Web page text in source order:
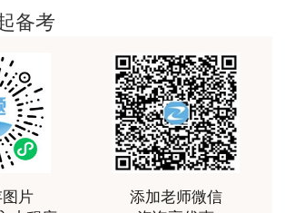
太注意到的知识点。但仍属于大纲
了出题形式，需要大家换一个思路
要考生记忆知识点准确，不能模
可不选，遵循宁少勿多的原则。
容要多思考：简单背会了考点就
适应现在的考试形式了，必须针对
去实际分析和运用。
点，从而使考试过程中得心应手，顺
好！生动、有趣、易于理解，支持！
备考
片
添加老师微信